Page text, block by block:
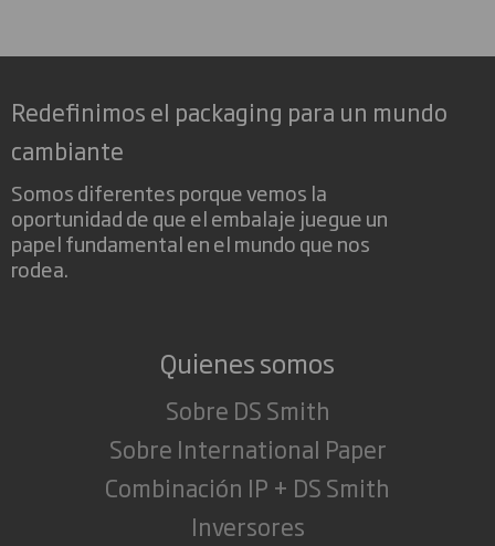
Redefinimos el packaging para un mundo
cambiante
Somos diferentes porque vemos la
oportunidad de que el embalaje juegue un
papel fundamental en el mundo que nos
rodea.
Quienes somos
Sobre DS Smith
Sobre International Paper
Combinación IP + DS Smith
Inversores